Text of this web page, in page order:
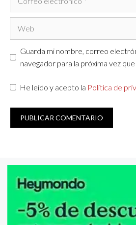
Guarda mi nombre, correo
navegador para la próxima vez
He leído y acepto la Política de